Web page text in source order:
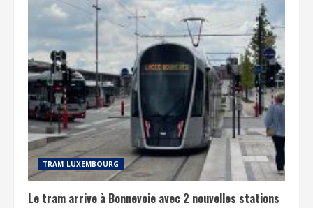
TRAM LUXEMBOURG
Le tram arrive à Bonnevoie avec 2 nouvelles stations